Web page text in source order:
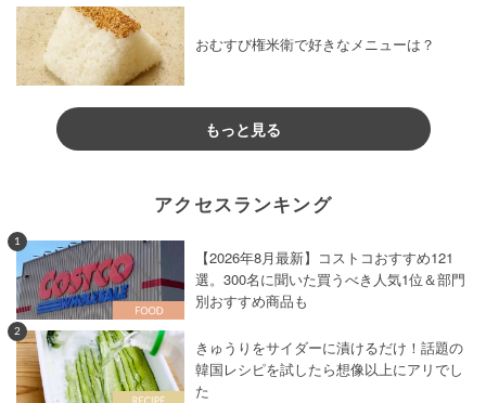
おむすび権米衛で好きなメニューは？
もっと見る
アクセスランキング
1
【2026年8月最新】コストコおすすめ121
選。300名に聞いた買うべき人気1位＆部門
別おすすめ商品も
2
きゅうりをサイダーに漬けるだけ！話題の
韓国レシピを試したら想像以上にアリでし
た